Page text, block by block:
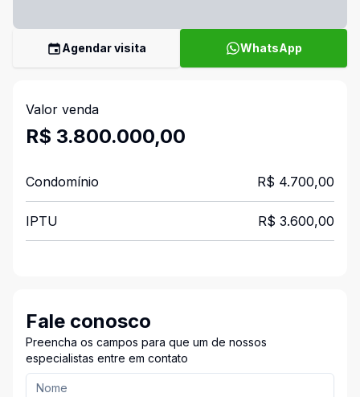
Agendar visita WhatsApp
Valor venda
R$ 3.800.000,00
Condomínio R$ 4.700,00
IPTU R$ 3.600,00
Fale conosco
Preencha os campos para que um de nossos
especialistas entre em contato